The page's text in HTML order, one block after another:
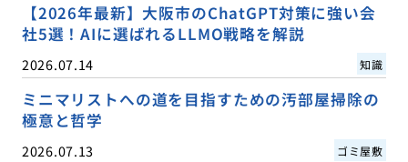
【2026年最新】大阪市のChatGPT対策に強い会
社5選！AIに選ばれるLLMO戦略を解説
2026.07.14 知識
ミニマリストへの道を目指すための汚部屋掃除の
極意と哲学
2026.07.13 ゴミ屋敷